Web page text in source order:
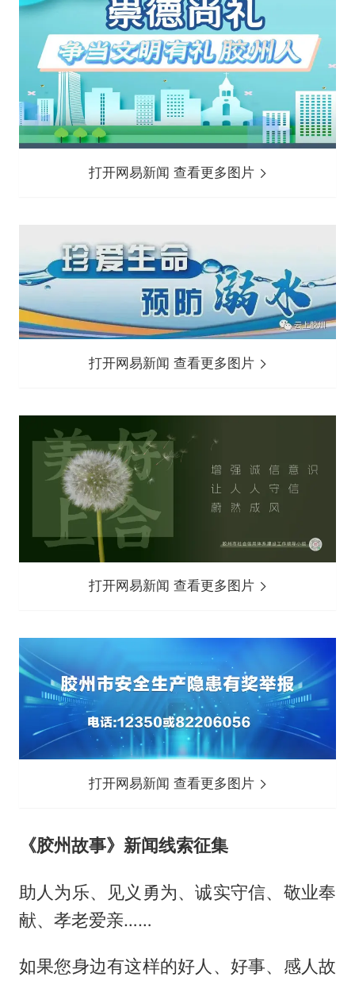
打开网易新闻 查看更多图片
打开网易新闻 查看更多图片
打开网易新闻 查看更多图片
打开网易新闻 查看更多图片
《胶州故事》新闻线索征集
助人为乐、见义勇为、诚实守信、敬业奉
献、孝老爱亲……
如果您身边有这样的好人、好事、感人故